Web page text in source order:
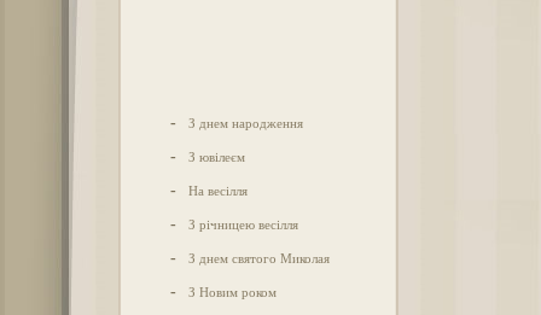
- З днем народження
- З ювілеєм
- На весілля
- З річницею весілля
- З днем святого Миколая
- З Новим роком